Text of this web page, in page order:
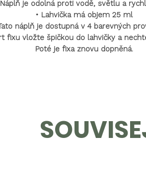
Náplň je odolná proti vodě, světlu a
• Lahvička má objem 25 ml
Tato náplň je dostupná v 4 barevných
fixu vložte špičkou do lahvičky a
Poté je fixa znovu dopněná.